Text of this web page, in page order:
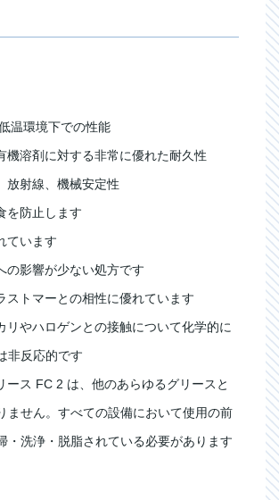
温環境下での性能
機溶剤に対する非常に優れた耐久性
放射線、機械安定性
を防止します
ています
の影響が少ない処方です
ストマーとの相性に優れています
リやハロゲンとの接触について化学的に
非反応的です
ース FC 2 は、他のあらゆるグリースと
ません。すべての設備において使用の前
・洗浄・脱脂されている必要があります